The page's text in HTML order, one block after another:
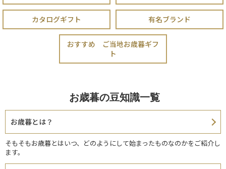
カタログギフト 有名ブランド
おすすめ ご当地お歳暮ギフ
ト
お歳暮の豆知識一覧
お歳暮とは？
そもそもお歳暮とはいつ、どのようにして始まったものなのかをご紹介し
ます。